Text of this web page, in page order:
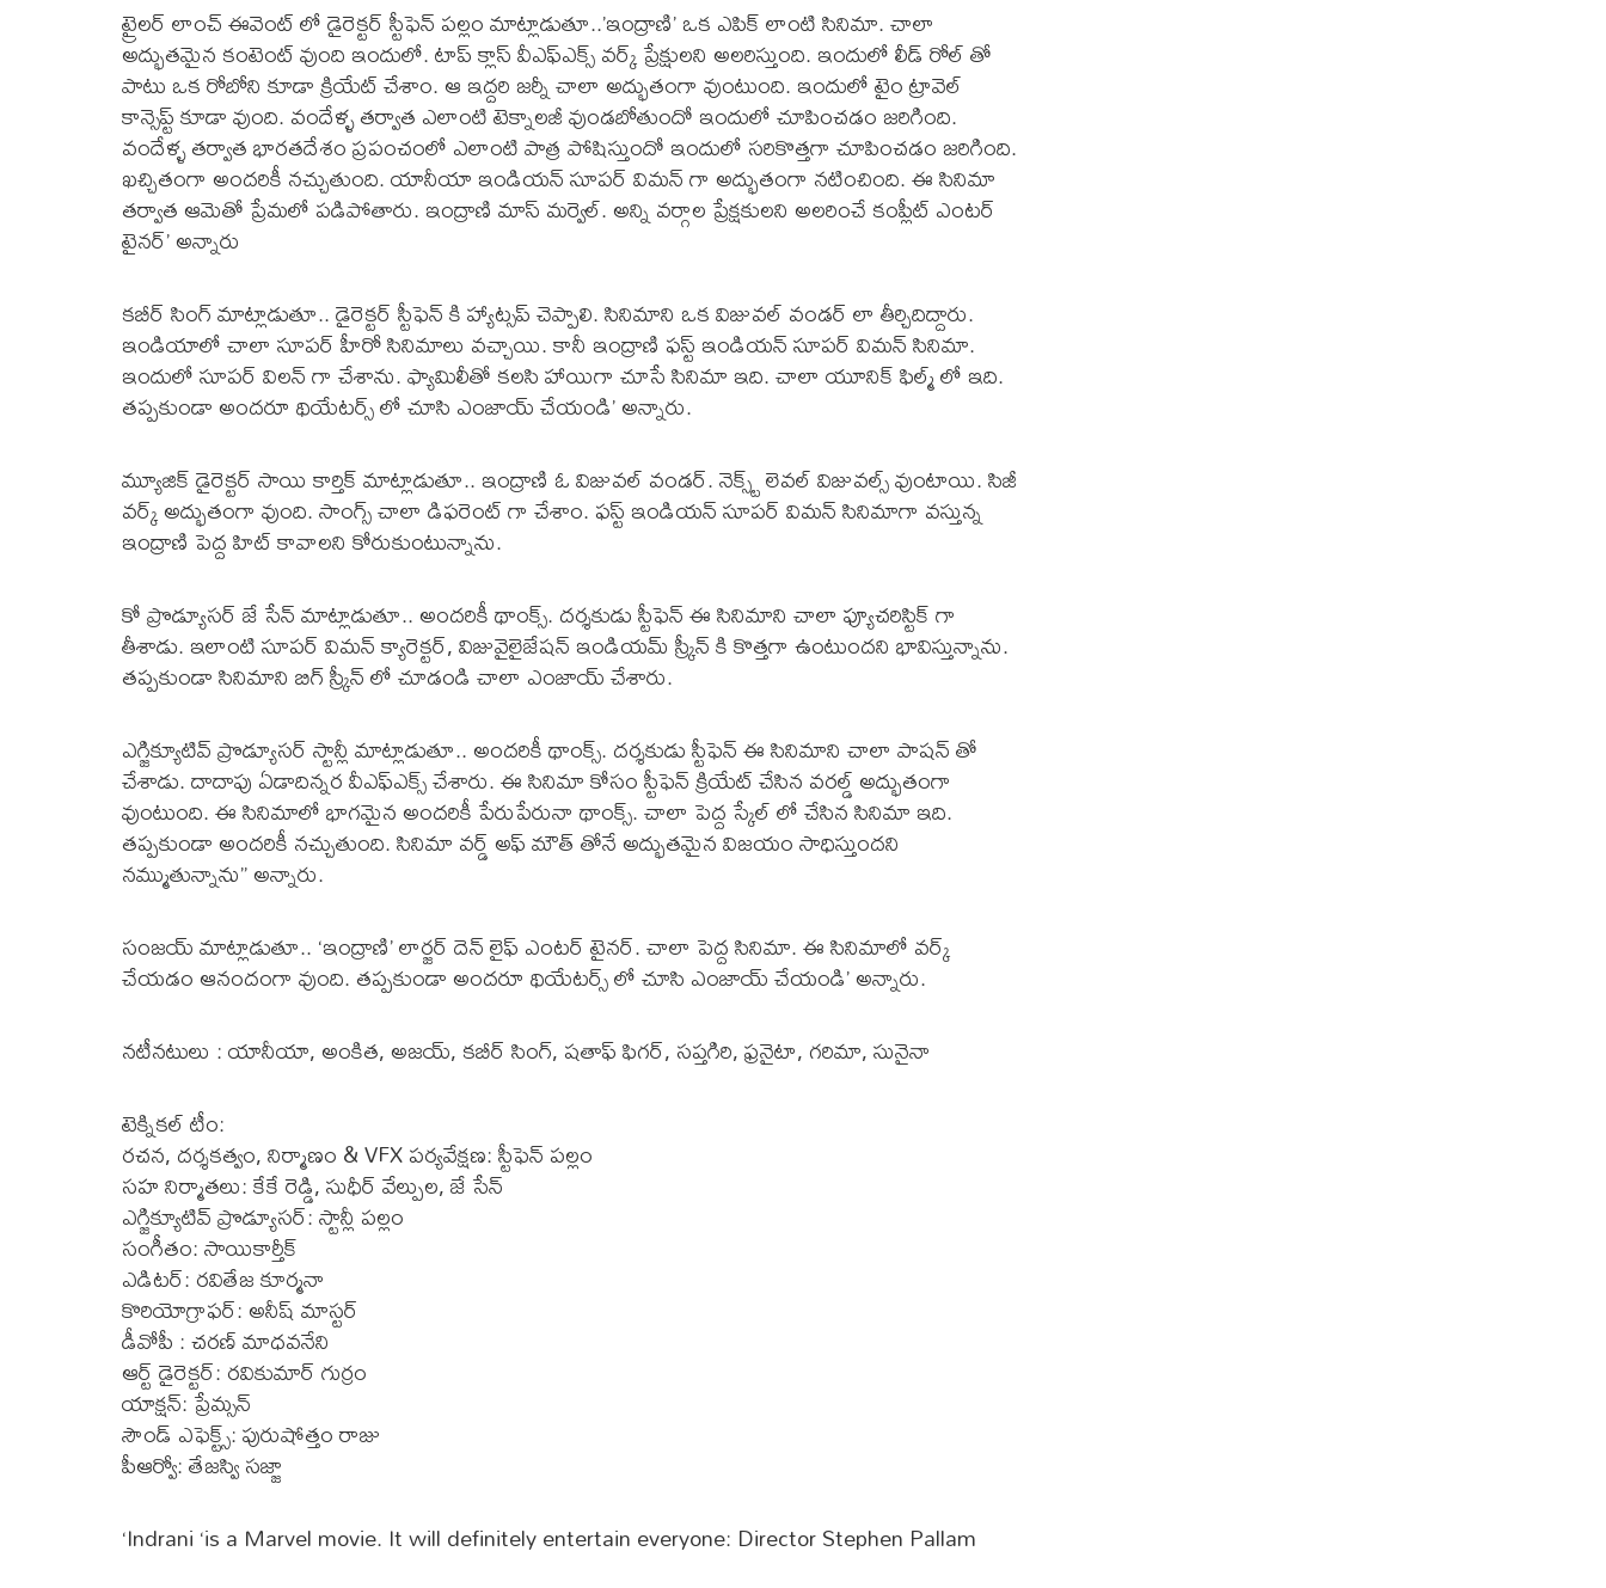
ట్రైలర్ లాంచ్ ఈవెంట్ లో డైరెక్టర్ స్టీఫెన్ పల్లం మాట్లాడుతూ..’ఇంద్రాణి’ ఒక ఎపిక్ లాంటి సినిమా. చాలా
అద్భుతమైన కంటెంట్ వుంది ఇందులో. టాప్ క్లాస్ వీఎఫ్ఎక్స్ వర్క్ ప్రేక్షులని అలరిస్తుంది. ఇందులో లీడ్ రోల్ తో
పాటు ఒక రోబోని కూడా క్రియేట్ చేశాం. ఆ ఇద్దరి జర్నీ చాలా అద్భుతంగా వుంటుంది. ఇందులో టైం ట్రావెల్
కాన్సెప్ట్ కూడా వుంది. వందేళ్ళ తర్వాత ఎలాంటి టెక్నాలజీ వుండబోతుందో ఇందులో చూపించడం జరిగింది.
వందేళ్ళ తర్వాత భారతదేశం ప్రపంచంలో ఎలాంటి పాత్ర పోషిస్తుందో ఇందులో సరికొత్తగా చూపించడం జరిగింది.
ఖచ్చితంగా అందరికీ నచ్చుతుంది. యానీయా ఇండియన్ సూపర్ విమన్ గా అద్భుతంగా నటించింది. ఈ సినిమా
తర్వాత ఆమెతో ప్రేమలో పడిపోతారు. ఇంద్రాణి మాస్ మర్వెల్. అన్ని వర్గాల ప్రేక్షకులని అలరించే కంప్లీట్ ఎంటర్
టైనర్’ అన్నారు
కబీర్ సింగ్ మాట్లాడుతూ.. డైరెక్టర్ స్టీఫెన్ కి హ్యాట్సప్ చెప్పాలి. సినిమాని ఒక విజువల్ వండర్ లా తీర్చిదిద్దారు.
ఇండియాలో చాలా సూపర్ హీరో సినిమాలు వచ్చాయి. కానీ ఇంద్రాణి ఫస్ట్ ఇండియన్ సూపర్ విమన్ సినిమా.
ఇందులో సూపర్ విలన్ గా చేశాను. ఫ్యామిలీతో కలసి హాయిగా చూసే సినిమా ఇది. చాలా యూనిక్ ఫిల్మ్ లో ఇది.
తప్పకుండా అందరూ థియేటర్స్ లో చూసి ఎంజాయ్ చేయండి’ అన్నారు.
మ్యూజిక్ డైరెక్టర్ సాయి కార్తిక్ మాట్లాడుతూ.. ఇంద్రాణి ఓ విజువల్ వండర్. నెక్స్ట్ లెవల్ విజువల్స్ వుంటాయి. సిజీ
వర్క్ అద్భుతంగా వుంది. సాంగ్స్ చాలా డిఫరెంట్ గా చేశాం. ఫస్ట్ ఇండియన్ సూపర్ విమన్ సినిమాగా వస్తున్న
ఇంద్రాణి పెద్ద హిట్ కావాలని కోరుకుంటున్నాను.
కో ప్రొడ్యూసర్ జే సేన్ మాట్లాడుతూ.. అందరికీ థాంక్స్. దర్శకుడు స్టీఫెన్ ఈ సినిమాని చాలా ఫ్యూచరిస్టిక్ గా
తీశాడు. ఇలాంటి సూపర్ విమన్ క్యారెక్టర్, విజువైలైజేషన్ ఇండియమ్ స్క్రీన్ కి కొత్తగా ఉంటుందని భావిస్తున్నాను.
తప్పకుండా సినిమాని బిగ్ స్క్రీన్ లో చూడండి చాలా ఎంజాయ్ చేశారు.
ఎగ్జిక్యూటివ్ ప్రొడ్యూసర్ స్టాన్లీ మాట్లాడుతూ.. అందరికీ థాంక్స్. దర్శకుడు స్టీఫెన్ ఈ సినిమాని చాలా పాషన్ తో
చేశాడు. దాదాపు ఏడాదిన్నర వీఎఫ్ఎక్స్ చేశారు. ఈ సినిమా కోసం స్టీఫెన్ క్రియేట్ చేసిన వరల్డ్ అద్భుతంగా
వుంటుంది. ఈ సినిమాలో భాగమైన అందరికీ పేరుపేరునా థాంక్స్. చాలా పెద్ద స్కేల్ లో చేసిన సినిమా ఇది.
తప్పకుండా అందరికీ నచ్చుతుంది. సినిమా వర్డ్ అఫ్ మౌత్ తోనే అద్భుతమైన విజయం సాధిస్తుందని
నమ్ముతున్నాను” అన్నారు.
సంజయ్ మాట్లాడుతూ.. ‘ఇంద్రాణి’ లార్జర్ దెన్ లైఫ్ ఎంటర్ టైనర్. చాలా పెద్ద సినిమా. ఈ సినిమాలో వర్క్
చేయడం ఆనందంగా వుంది. తప్పకుండా అందరూ థియేటర్స్ లో చూసి ఎంజాయ్ చేయండి’ అన్నారు.
నటీనటులు : యానీయా, అంకిత, అజయ్, కబీర్ సింగ్, షతాఫ్ ఫిగర్, సప్తగిరి, ఫ్రనైటా, గరిమా, సునైనా
టెక్నికల్ టీం:
రచన, దర్శకత్వం, నిర్మాణం & VFX పర్యవేక్షణ: స్టీఫెన్ పల్లం
సహ నిర్మాతలు: కేకే రెడ్డి, సుధీర్ వేల్పుల, జే సేన్
ఎగ్జిక్యూటివ్ ప్రొడ్యూసర్: స్టాన్లీ పల్లం
సంగీతం: సాయికార్తీక్
ఎడిటర్: రవితేజ కూర్మనా
కొరియోగ్రాఫర్: అనీష్ మాస్టర్
డీవోపీ : చరణ్ మాధవనేని
ఆర్ట్ డైరెక్టర్: రవికుమార్ గుర్రం
యాక్షన్: ప్రేమ్సన్
సౌండ్ ఎఫెక్ట్స్: పురుషోత్తం రాజు
పీఆర్వో: తేజస్వి సజ్జా
‘Indrani ‘is a Marvel movie. It will definitely entertain everyone: Director Stephen Pallam